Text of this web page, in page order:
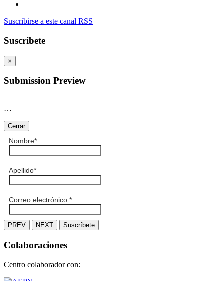
Suscribirse a este canal RSS
Suscríbete
×
Submission Preview
…
Cerrar
Nombre*
Apellido*
Correo electrónico *
PREV NEXT Suscríbete
Colaboraciones
Centro colaborador con: